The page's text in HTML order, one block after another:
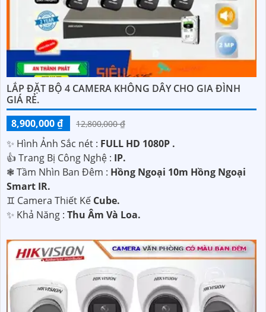
LẮP ĐẶT BỘ 4 CAMERA KHÔNG DÂY CHO GIA ĐÌNH
GIÁ RẺ.
8,900,000 ₫
12,800,000 ₫
✨ Hình Ảnh Sắc nét : FULL HD 1080P .
👍 Trang Bị Công Nghệ : IP.
❃ Tầm Nhìn Ban Đêm : Hồng Ngoại 10m Hồng Ngoại
Smart IR.
♊ Camera Thiết Kế Cube.
️✨ Khả Năng : Thu Âm Và Loa.